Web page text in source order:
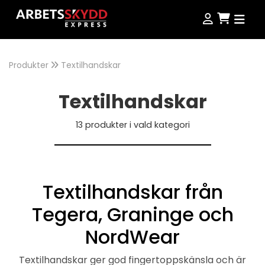
Produkter
Se alla produkter
Produkter
Storleksguide
Produkter Textilhandskar
Textilhandskar
13 produkter i vald kategori
Textilhandskar från
Tegera, Graninge och
NordWear
Textilhandskar ger god fingertoppskänsla och är